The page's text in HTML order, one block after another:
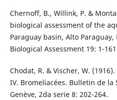
Chernoff, B., Willink, P. &
biological assessment of the
Paraguay basin, Alto
Biological Assessment 19: 1-
Chodat, R. & Vischer, W.
IV. Bromeliacées. Bulletin de la
Genève, 2da serie 8: 202-264.